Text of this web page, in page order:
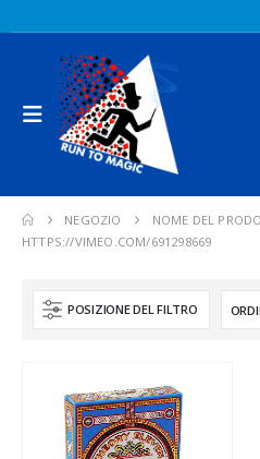
NEGOZIO
NOME DEL
HTTPS://VIMEO.COM/691298669
POSIZIONE DEL FILTRO